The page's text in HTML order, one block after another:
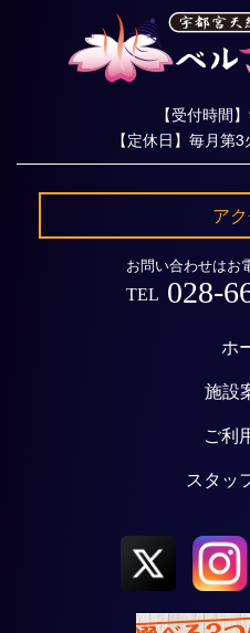
【受付時間
【定休日】毎月第
ア
お問い合わせはお
TEL 028-
ホ
施設
ご利
スタッ